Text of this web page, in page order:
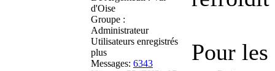
d'Oise
Groupe :
Administrateur
Utilisateurs enregistrés
plus
Messages: 6343
Pour